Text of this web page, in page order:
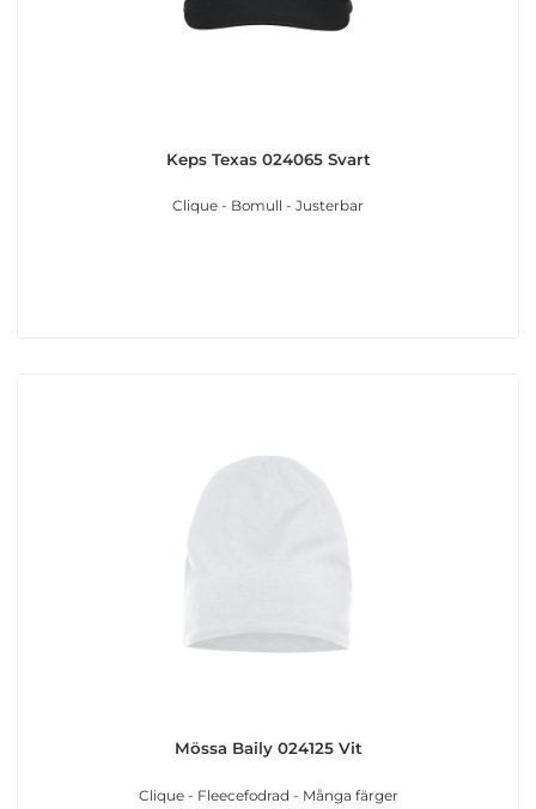
Keps Texas 024065 Svart
Clique - Bomull - Justerbar
Mössa Baily 024125 Vit
Clique - Fleecefodrad - Många färger